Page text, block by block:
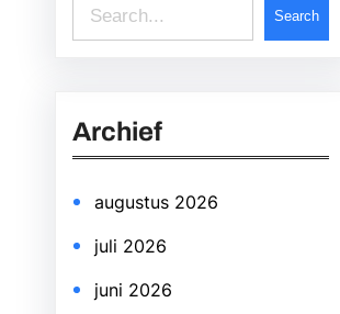
e
c
Search
Archief
augustus 2026
juli 2026
juni 2026